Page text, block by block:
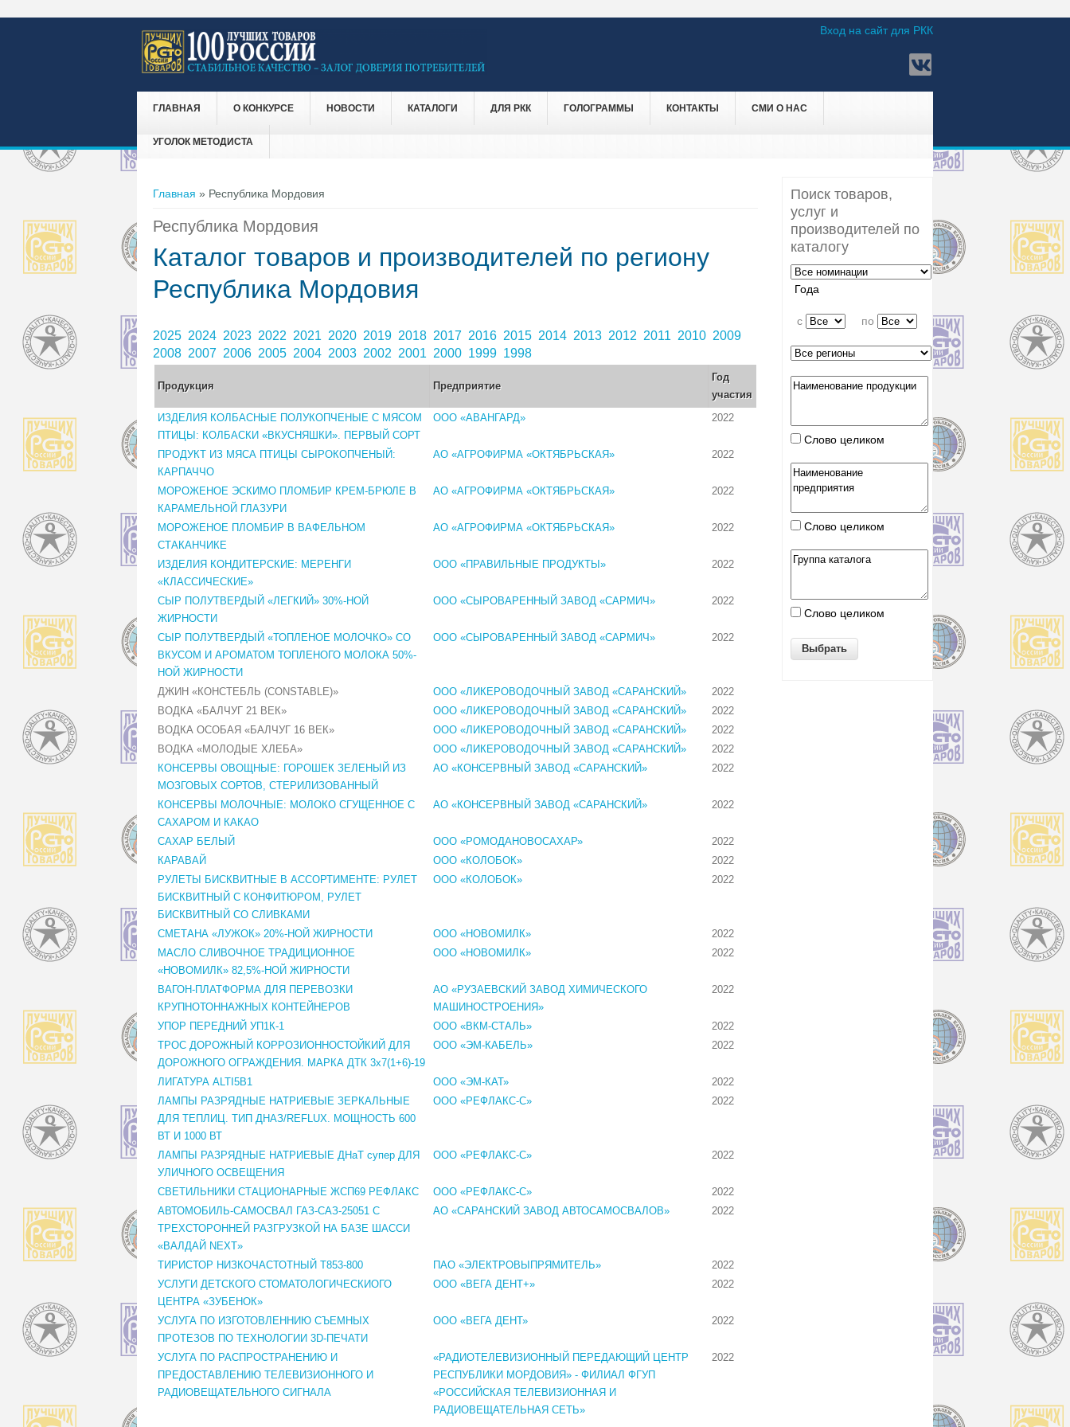
Вход на сайт для РКК
ГЛАВНАЯ О КОНКУРСЕ НОВОСТИ КАТАЛОГИ ДЛЯ РКК ГОЛОГРАММЫ КОНТАКТЫ СМИ О НАС
УГОЛОК МЕТОДИСТА
Вы здесь
Главная » Республика Мордовия
Республика Мордовия
Каталог товаров и производителей по региону
Республика Мордовия
2025 2024 2023 2022 2021 2020 2019 2018 2017 2016 2015 2014 2013 2012 2011 2010 2009
2008 2007 2006 2005 2004 2003 2002 2001 2000 1999 1998
Продукция Предприятие
Год
участия
ИЗДЕЛИЯ КОЛБАСНЫЕ ПОЛУКОПЧЕНЫЕ С МЯСОМ
ПТИЦЫ: КОЛБАСКИ «ВКУСНЯШКИ». ПЕРВЫЙ СОРТ
ООО «АВАНГАРД» 2022
ПРОДУКТ ИЗ МЯСА ПТИЦЫ СЫРОКОПЧЕНЫЙ:
КАРПАЧЧО
АО «АГРОФИРМА «ОКТЯБРЬСКАЯ» 2022
МОРОЖЕНОЕ ЭСКИМО ПЛОМБИР КРЕМ-БРЮЛЕ В
КАРАМЕЛЬНОЙ ГЛАЗУРИ
АО «АГРОФИРМА «ОКТЯБРЬСКАЯ» 2022
МОРОЖЕНОЕ ПЛОМБИР В ВАФЕЛЬНОМ
СТАКАНЧИКЕ
АО «АГРОФИРМА «ОКТЯБРЬСКАЯ» 2022
ИЗДЕЛИЯ КОНДИТЕРСКИЕ: МЕРЕНГИ
«КЛАССИЧЕСКИЕ»
ООО «ПРАВИЛЬНЫЕ ПРОДУКТЫ» 2022
СЫР ПОЛУТВЕРДЫЙ «ЛЕГКИЙ» 30%-НОЙ
ЖИРНОСТИ
ООО «СЫРОВАРЕННЫЙ ЗАВОД «САРМИЧ» 2022
СЫР ПОЛУТВЕРДЫЙ «ТОПЛЕНОЕ МОЛОЧКО» СО
ВКУСОМ И АРОМАТОМ ТОПЛЕНОГО МОЛОКА 50%-
НОЙ ЖИРНОСТИ
ООО «СЫРОВАРЕННЫЙ ЗАВОД «САРМИЧ» 2022
ДЖИН «КОНСТЕБЛЬ (CONSTABLE)» ООО «ЛИКЕРОВОДОЧНЫЙ ЗАВОД «САРАНСКИЙ»
2022
ВОДКА «БАЛЧУГ 21 ВЕК»
ООО «ЛИКЕРОВОДОЧНЫЙ ЗАВОД «САРАНСКИЙ»
2022
ВОДКА ОСОБАЯ «БАЛЧУГ 16 ВЕК»
ООО «ЛИКЕРОВОДОЧНЫЙ ЗАВОД «САРАНСКИЙ»
2022
ВОДКА «МОЛОДЫЕ ХЛЕБА»
ООО «ЛИКЕРОВОДОЧНЫЙ ЗАВОД «САРАНСКИЙ»
2022
КОНСЕРВЫ ОВОЩНЫЕ: ГОРОШЕК ЗЕЛЕНЫЙ ИЗ
МОЗГОВЫХ СОРТОВ, СТЕРИЛИЗОВАННЫЙ
АО «КОНСЕРВНЫЙ ЗАВОД «САРАНСКИЙ» 2022
КОНСЕРВЫ МОЛОЧНЫЕ: МОЛОКО СГУЩЕННОЕ С
САХАРОМ И КАКАО
АО «КОНСЕРВНЫЙ ЗАВОД «САРАНСКИЙ» 2022
САХАР БЕЛЫЙ ООО «РОМОДАНОВОСАХАР»
2022
КАРАВАЙ
ООО «КОЛОБОК»
2022
РУЛЕТЫ БИСКВИТНЫЕ В АССОРТИМЕНТЕ: РУЛЕТ
БИСКВИТНЫЙ С КОНФИТЮРОМ, РУЛЕТ
БИСКВИТНЫЙ СО СЛИВКАМИ
ООО «КОЛОБОК» 2022
СМЕТАНА «ЛУЖОК» 20%-НОЙ ЖИРНОСТИ ООО «НОВОМИЛК»
2022
МАСЛО СЛИВОЧНОЕ ТРАДИЦИОННОЕ
«НОВОМИЛК» 82,5%-НОЙ ЖИРНОСТИ
ООО «НОВОМИЛК» 2022
ВАГОН-ПЛАТФОРМА ДЛЯ ПЕРЕВОЗКИ
КРУПНОТОННАЖНЫХ КОНТЕЙНЕРОВ
АО «РУЗАЕВСКИЙ ЗАВОД ХИМИЧЕСКОГО
МАШИНОСТРОЕНИЯ»
2022
УПОР ПЕРЕДНИЙ УП1К-1 ООО «ВКМ-СТАЛЬ»
2022
ТРОС ДОРОЖНЫЙ КОРРОЗИОННОСТОЙКИЙ ДЛЯ
ДОРОЖНОГО ОГРАЖДЕНИЯ. МАРКА ДТК 3x7(1+6)-19
ООО «ЭМ-КАБЕЛЬ» 2022
ЛИГАТУРА ALTI5B1 ООО «ЭМ-КАТ»
2022
ЛАМПЫ РАЗРЯДНЫЕ НАТРИЕВЫЕ ЗЕРКАЛЬНЫЕ
ДЛЯ ТЕПЛИЦ. ТИП ДНАЗ/REFLUX. МОЩНОСТЬ 600
ВТ И 1000 ВТ
ООО «РЕФЛАКС-С» 2022
ЛАМПЫ РАЗРЯДНЫЕ НАТРИЕВЫЕ ДНаТ супер ДЛЯ
УЛИЧНОГО ОСВЕЩЕНИЯ
ООО «РЕФЛАКС-С» 2022
СВЕТИЛЬНИКИ СТАЦИОНАРНЫЕ ЖСП69 РЕФЛАКС ООО «РЕФЛАКС-С»
2022
АВТОМОБИЛЬ-САМОСВАЛ ГАЗ-САЗ-25051 С
ТРЕХСТОРОННЕЙ РАЗГРУЗКОЙ НА БАЗЕ ШАССИ
«ВАЛДАЙ NEXT»
АО «САРАНСКИЙ ЗАВОД АВТОСАМОСВАЛОВ» 2022
ТИРИСТОР НИЗКОЧАСТОТНЫЙ Т853-800 ПАО «ЭЛЕКТРОВЫПРЯМИТЕЛЬ»
2022
УСЛУГИ ДЕТСКОГО СТОМАТОЛОГИЧЕСКИОГО
ЦЕНТРА «ЗУБЕНОК»
ООО «ВЕГА ДЕНТ+» 2022
УСЛУГА ПО ИЗГОТОВЛЕННИЮ СЪЕМНЫХ
ПРОТЕЗОВ ПО ТЕХНОЛОГИИ 3D-ПЕЧАТИ
ООО «ВЕГА ДЕНТ» 2022
УСЛУГА ПО РАСПРОСТРАНЕНИЮ И
ПРЕДОСТАВЛЕНИЮ ТЕЛЕВИЗИОННОГО И
РАДИОВЕЩАТЕЛЬНОГО СИГНАЛА
«РАДИОТЕЛЕВИЗИОННЫЙ ПЕРЕДАЮЩИЙ ЦЕНТР
РЕСПУБЛИКИ МОРДОВИЯ» - ФИЛИАЛ ФГУП
«РОССИЙСКАЯ ТЕЛЕВИЗИОННАЯ И
РАДИОВЕЩАТЕЛЬНАЯ СЕТЬ»
2022
Поиск товаров,
услуг и
производителей по
каталогу
Года
c по
Слово целиком
Слово целиком
Слово целиком